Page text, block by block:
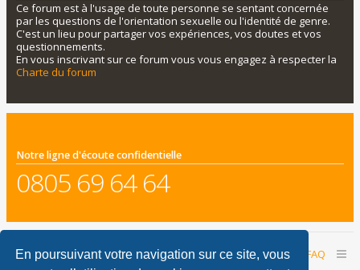
En poursuivant votre navigation sur ce site, vous
Ce forum est à l'usage de toute personne se sentant concernée
par les questions de l'orientation sexuelle ou l'identité de genre.
C'est un lieu pour partager vos expériences, vos doutes et vos
questionnements.
En vous inscrivant sur ce forum vous vous engagez à respecter la
Charte du forum
Notre ligne d'écoute confidentielle
0805 69 64 64
Accueil du forum FAQ
Nous contacter